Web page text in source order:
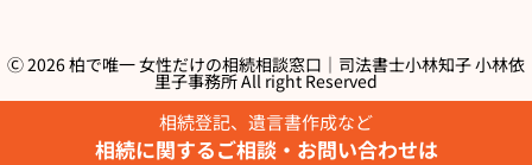
Ⓒ 2026 柏で唯一 女性だけの相続相談窓口｜司法書士小林知子 小林依
里子事務所 All right Reserved
相続登記、遺言書作成など​
相続に関するご相談・お問い合わせは